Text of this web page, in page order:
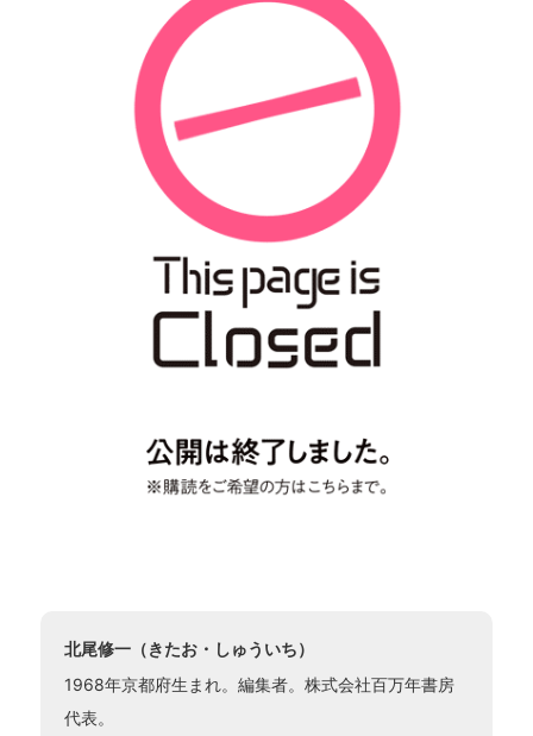
北尾修一（きたお・しゅういち）
1968年京都府生まれ。編集者。株式会社百万年書房
代表。